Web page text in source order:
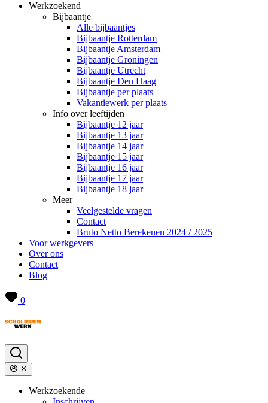
Werkzoekend
Bijbaantje
Alle bijbaantjes
Bijbaantje Rotterdam
Bijbaantje Amsterdam
Bijbaantje Groningen
Bijbaantje Utrecht
Bijbaantje Den Haag
Bijbaantje per plaats
Vakantiewerk per plaats
Info over leeftijden
Bijbaantje 12 jaar
Bijbaantje 13 jaar
Bijbaantje 14 jaar
Bijbaantje 15 jaar
Bijbaantje 16 jaar
Bijbaantje 17 jaar
Bijbaantje 18 jaar
Meer
Veelgestelde vragen
Contact
Bruto Netto Berekenen 2024 / 2025
Voor werkgevers
Over ons
Contact
Blog
0
Werkzoekende